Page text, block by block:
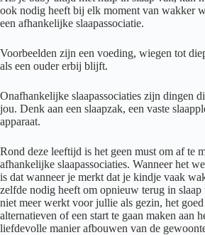
ook nodig heeft bij elk moment van wakker
een afhankelijke slaapassociatie.
Voorbeelden zijn een voeding, wiegen tot
als een ouder erbij blijft.
Onafhankelijke slaapassociaties zijn dingen
jou. Denk aan een slaapzak, een vaste
apparaat.
Rond deze leeftijd is het geen must om af te
afhankelijke slaapassociaties. Wanneer het
is dat wanneer je merkt dat je kindje vaak
zelfde nodig heeft om opnieuw terug in
niet meer werkt voor jullie als gezin, het
alternatieven of een start te gaan maken aan
liefdevolle manier afbouwen van de